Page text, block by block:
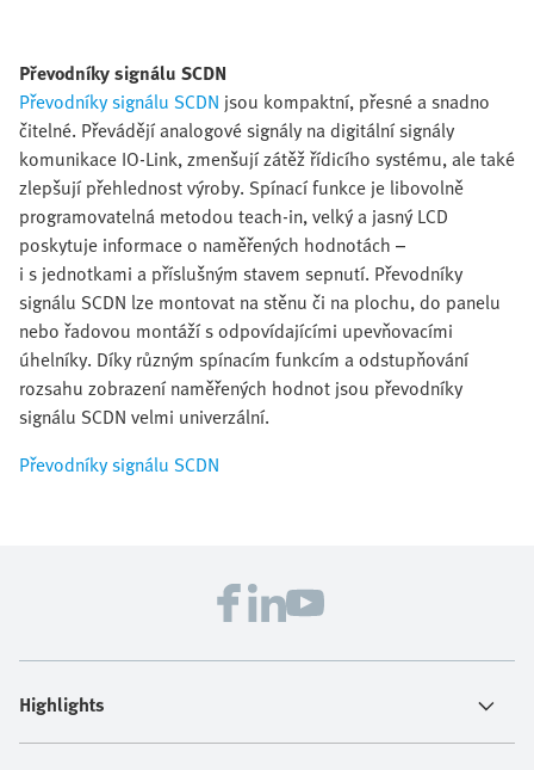
Převodníky signálu SCDN
Převodníky signálu SCDN jsou kompaktní, přesné a snadno
čitelné. Převádějí analogové signály na digitální signály
komunikace IO-Link, zmenšují zátěž řídicího systému, ale také
zlepšují přehlednost výroby. Spínací funkce je libovolně
programovatelná metodou teach-in, velký a jasný LCD
poskytuje informace o naměřených hodnotách –
i s jednotkami a příslušným stavem sepnutí. Převodníky
signálu SCDN lze montovat na stěnu či na plochu, do panelu
nebo řadovou montáží s odpovídajícími upevňovacími
úhelníky. Díky různým spínacím funkcím a odstupňování
rozsahu zobrazení naměřených hodnot jsou převodníky
signálu SCDN velmi univerzální.
Převodníky signálu SCDN
Highlights